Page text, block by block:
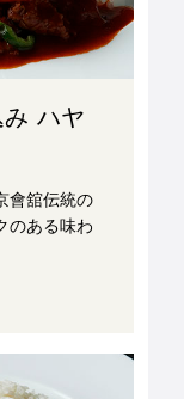
ハヤ
會舘伝統の
のある味わ